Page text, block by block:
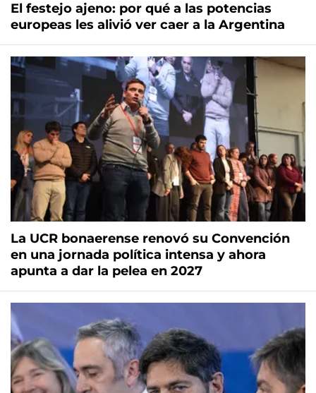
El festejo ajeno: por qué a las potencias
europeas les alivió ver caer a la Argentina
La UCR bonaerense renovó su Convención
en una jornada política intensa y ahora
apunta a dar la pelea en 2027